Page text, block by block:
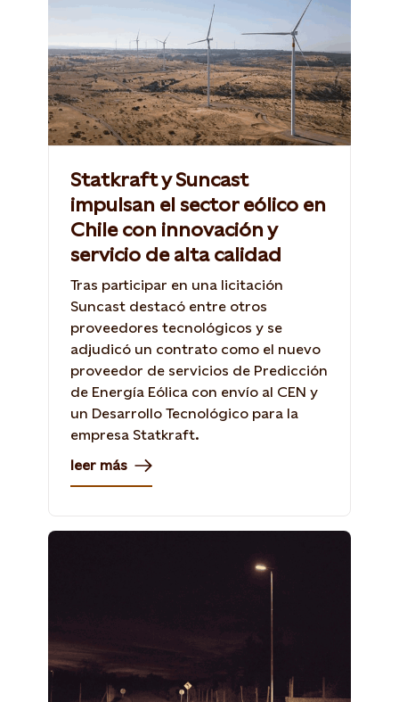
Statkraft y Suncast
impulsan el sector eólico en
Chile con innovación y
servicio de alta calidad
Tras participar en una licitación
Suncast destacó entre otros
proveedores tecnológicos y se
adjudicó un contrato como el nuevo
proveedor de servicios de Predicción
de Energía Eólica con envío al CEN y
un Desarrollo Tecnológico para la
empresa Statkraft.
leer más